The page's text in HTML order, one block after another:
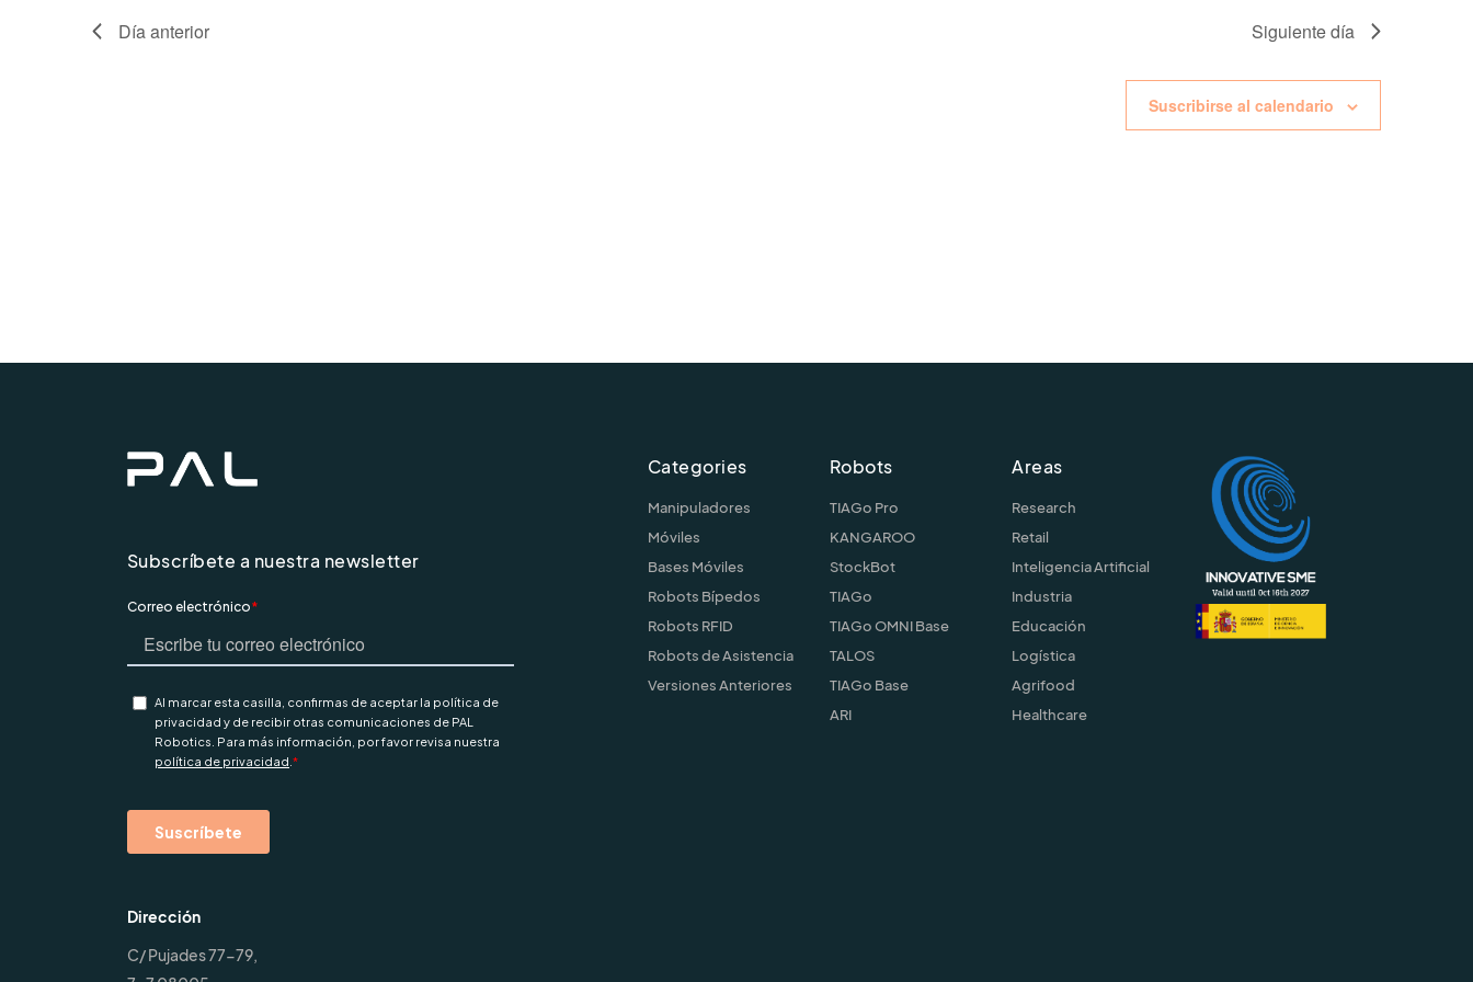
de
clave.
Día anterior Siguiente día
Suscribirse al calendario
Subscríbete a nuestra newsletter
Dirección
C/ Pujades 77-79,
Categories
Manipuladores
Móviles
Bases Móviles
Robots Bípedos
Robots RFID
Robots de Asistencia
Versiones Anteriores
Robots
TIAGo Pro
KANGAROO
StockBot
TIAGo
TIAGo OMNI Base
TALOS
TIAGo Base
ARI
Areas
Research
Retail
Inteligencia Artificial
Industria
Educación
Logística
Agrifood
Healthcare